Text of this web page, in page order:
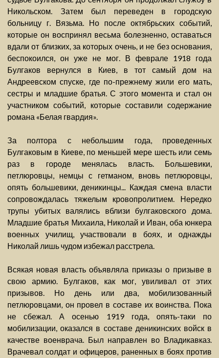
Никольском. Затем был переведен в городскую
больницу г. Вязьма. Но после октябрьских событий,
которые он воспринял весьма болезненно, оставаться
вдали от близких, за которых очень, и не без основания,
беспокоился, он уже не мог. В феврале 1918 года
Булгаков вернулся в Киев, в тот самый дом на
Андреевском спуске, где по-прежнему жили его мать,
сестры и младшие братья. С этого момента и стал он
участником событий, которые составили содержание
романа «Белая гвардия».
За полтора с небольшим года, проведенных
Булгаковым в Киеве, по меньшей мере шесть или семь
раз в городе менялась власть. Большевики,
петлюровцы, немцы с гетманом, вновь петлюровцы,
опять большевики, деникинцы... Каждая смена власти
сопровождалась тяжелым кровопролитием. Нередко
трупы убитых валялись вблизи булгаковского дома.
Младшие братья Михаила, Николай и Иван, оба юнкера
военных училищ, участвовали в боях, и однажды
Николай лишь чудом избежал расстрела.
Всякая новая власть объявляла приказы о призыве в
свою армию. Булгаков, как мог, увиливал от этих
призывов. Но день или два, мобилизованный
петлюровцами, он провел в составе их воинства. Пока
не сбежал. А осенью 1919 года, опять-таки по
мобилизации, оказался в составе деникинских войск в
качестве военврача. Был направлен во Владикавказ.
Врачевал солдат и офицеров, раненных в боях против